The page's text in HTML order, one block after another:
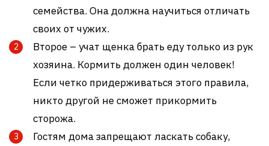
семейства. Она должна научиться отличать
своих от чужих.
Второе – учат щенка брать еду только из рук
хозяина. Кормить должен один человек!
Если четко придерживаться этого правила,
никто другой не сможет прикормить
сторожа.
Гостям дома запрещают ласкать собаку,